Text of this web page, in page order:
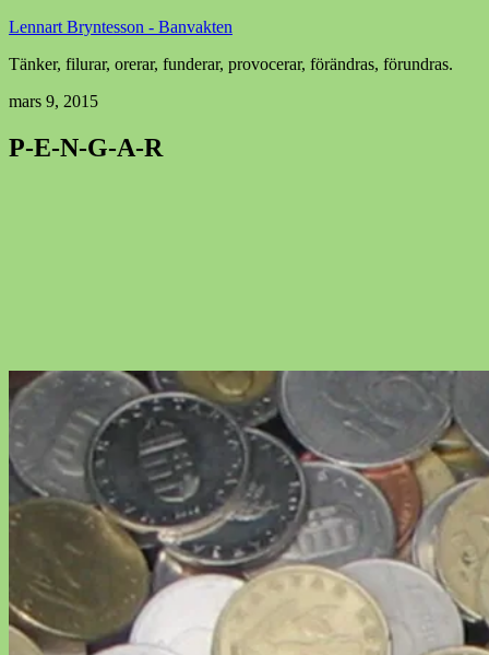
Lennart Bryntesson - Banvakten
Tänker, filurar, orerar, funderar, provocerar, förändras, förundras.
mars 9, 2015
P-E-N-G-A-R